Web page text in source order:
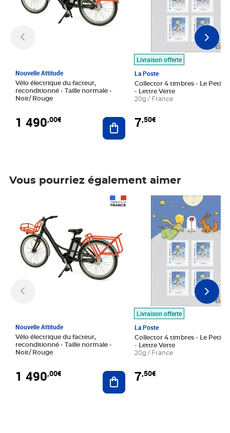
Nouvelle Attitude
Vélo électrique du facteur,
reconditionné - Taille normale -
Noir/ Rouge
1 490,00€ Ajouter au panier
Livraison offerte
La Poste
Collector 4 timbres - Le Petit
- Lettre Verte
20g / France
7,50€
Vous pourriez également aimer
Nouvelle Attitude
Vélo électrique du facteur,
reconditionné - Taille normale -
Noir/ Rouge
1 490,00€ Ajouter au panier
Livraison offerte
La Poste
Collector 4 timbres - Le Petit
- Lettre Verte
20g / France
7,50€
Prix 7,50€